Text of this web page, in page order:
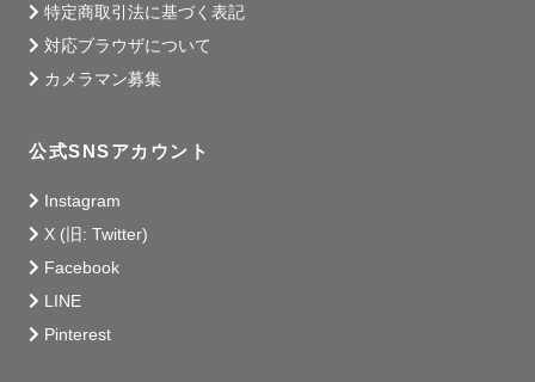
特定商取引法に基づく表記
対応ブラウザについて
カメラマン募集
公式SNSアカウント
Instagram
X (旧: Twitter)
Facebook
LINE
Pinterest